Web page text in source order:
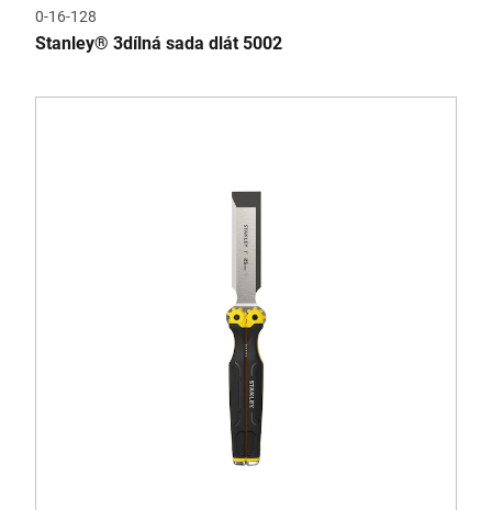
0-16-128
Stanley® 3dílná sada dlát 5002